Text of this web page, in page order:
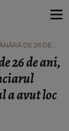
DE 26 DE
SEVERIN?
DE SEARĂ!
26 de ani,
a avut loc